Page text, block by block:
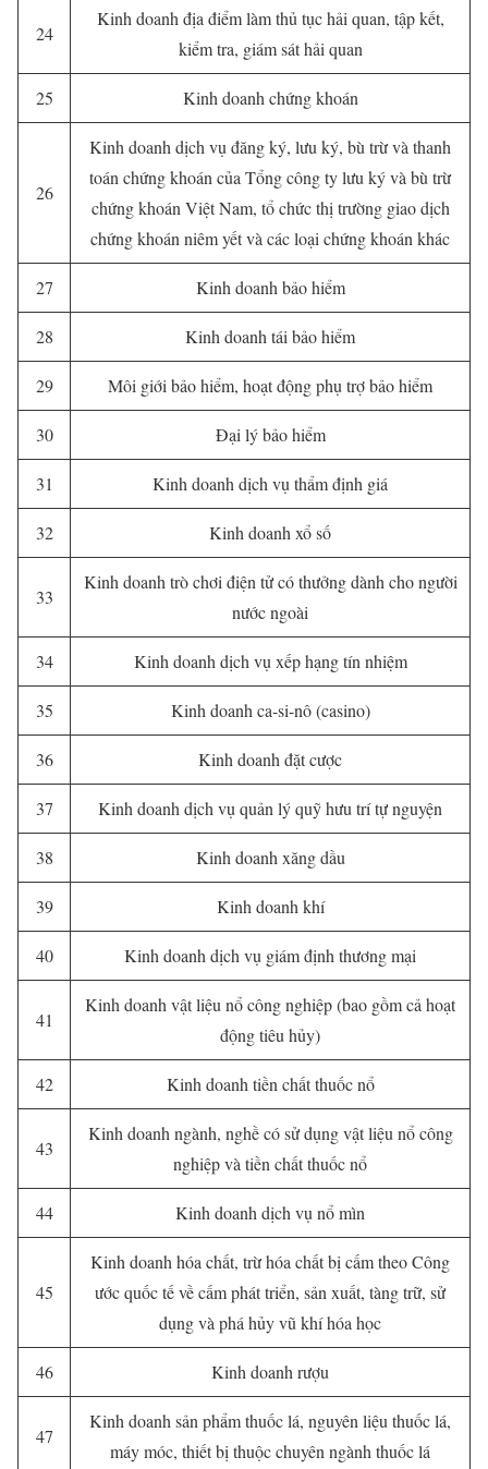
24
Kinh doanh địa điểm làm thủ tục hải quan, tập kết,
kiểm tra, giám sát hải quan
25 Kinh doanh chứng khoán
26
Kinh doanh dịch vụ đăng ký, lưu ký, bù trừ và thanh
toán chứng khoán của Tổng công ty lưu ký và bù trừ
chứng khoán Việt Nam, tổ chức thị trường giao dịch
chứng khoán niêm yết và các loại chứng khoán khác
27 Kinh doanh bảo hiểm
28 Kinh doanh tái bảo hiểm
29 Môi giới bảo hiểm, hoạt động phụ trợ bảo hiểm
30 Đại lý bảo hiểm
31 Kinh doanh dịch vụ thẩm định giá
32 Kinh doanh xổ số
33
Kinh doanh trò chơi điện tử có thưởng dành cho người
nước ngoài
34 Kinh doanh dịch vụ xếp hạng tín nhiệm
35 Kinh doanh ca-si-nô (casino)
36 Kinh doanh đặt cược
37 Kinh doanh dịch vụ quản lý quỹ hưu trí tự nguyện
38 Kinh doanh xăng dầu
39 Kinh doanh khí
40 Kinh doanh dịch vụ giám định thương mại
41
Kinh doanh vật liệu nổ công nghiệp (bao gồm cả hoạt
động tiêu hủy)
42 Kinh doanh tiền chất thuốc nổ
43
Kinh doanh ngành, nghề có sử dụng vật liệu nổ công
nghiệp và tiền chất thuốc nổ
44 Kinh doanh dịch vụ nổ mìn
45
Kinh doanh hóa chất, trừ hóa chất bị cấm theo Công
ước quốc tế về cấm phát triển, sản xuất, tàng trữ, sử
dụng và phá hủy vũ khí hóa học
46 Kinh doanh rượu
47
Kinh doanh sản phẩm thuốc lá, nguyên liệu thuốc lá,
máy móc, thiết bị thuộc chuyên ngành thuốc lá